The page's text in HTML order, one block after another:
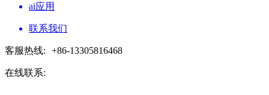
ai应用
联系我们
客服热线: +86-13305816468
在线联系: